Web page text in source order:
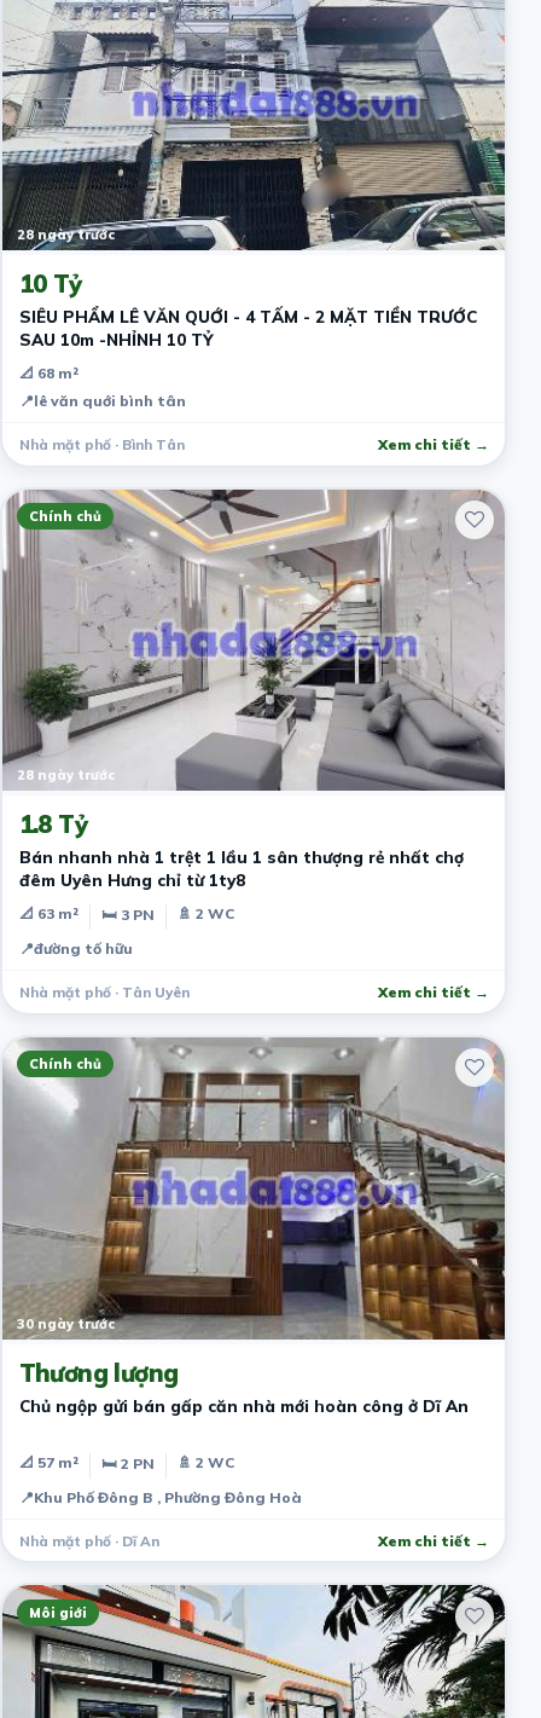
28 ngày trước
10 Tỷ
SIÊU PHẨM LÊ VĂN QUỚI - 4 TẤM - 2 MẶT TIỀN TRƯỚC
SAU 10m -NHỈNH 10 TỶ
📐 68 m²
📍lê văn quới bình tân
Nhà mặt phố · Bình Tân Xem chi tiết →
Chính chủ
28 ngày trước
1.8 Tỷ
Bán nhanh nhà 1 trệt 1 lầu 1 sân thượng rẻ nhất chợ
đêm Uyên Hưng chỉ từ 1ty8
📐 63 m² 🛏 3 PN
🚿 2 WC
📍đường tố hữu
Nhà mặt phố · Tân Uyên Xem chi tiết →
Chính chủ
30 ngày trước
Thương lượng
Chủ ngộp gửi bán gấp căn nhà mới hoàn công ở Dĩ An
📐 57 m² 🛏 2 PN
🚿 2 WC
📍Khu Phố Đông B , Phường Đông Hoà
Nhà mặt phố · Dĩ An Xem chi tiết →
Môi giới